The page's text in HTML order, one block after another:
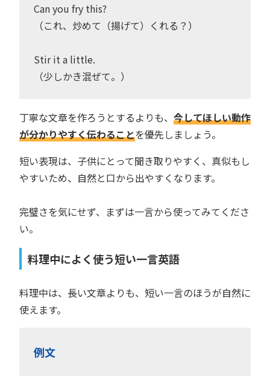
Can you fry this?
（これ、炒めて（揚げて）くれる？）
Stir it a little.
（少しかき混ぜて。）
丁寧な文章を作ろうとするよりも、 今してほしい動作
が分かりやすく伝わることを優先しましょう。
短い表現は、子供にとって聞き取りやすく、真似もし
やすいため、自然と口から出やすくなります。
完璧さを気にせず、まずは一言から使ってみてくださ
い。
料理中によく使う短い一言英語
料理中は、長い文章よりも、短い一言のほうが自然に
使えます。
例文